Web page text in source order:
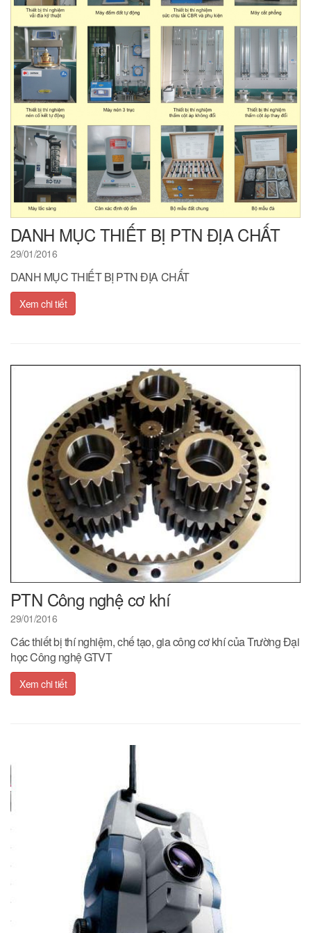
DANH MỤC THIẾT BỊ PTN ĐỊA CHẤT
29/01/2016
DANH MỤC THIẾT BỊ PTN ĐỊA CHẤT
Xem chi tiết
PTN Công nghệ cơ khí
29/01/2016
Các thiết bị thí nghiệm, chế tạo, gia công cơ khí của Trường Đại
học Công nghệ GTVT
Xem chi tiết